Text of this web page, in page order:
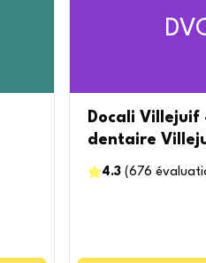
Docali Villejuif
dentaire
4.3(676